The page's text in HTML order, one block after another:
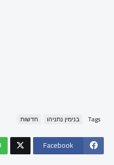
Tags בנימין נתניהו חדשות
Facebook